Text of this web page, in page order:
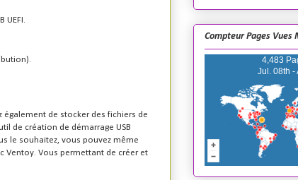
également de stocker des fichiers de
de création de démarrage USB
le souhaitez, vous pouvez même
Ventoy. Vous permettant de créer et
Compteur Pages Vues
4,483
Jul. 08th -